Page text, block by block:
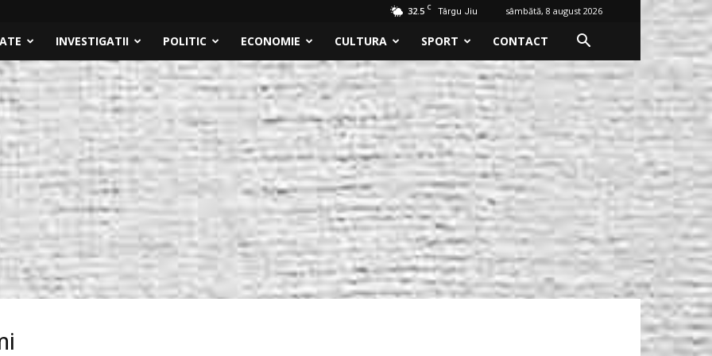
32.5 C Târgu Jiu sâmbătă, 8 august 2026
INVESTIGATII POLITIC ECONOMIE CULTURA SPORT CONTACT